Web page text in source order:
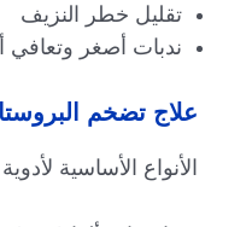
تقليل خطر النزيف
ندبات أصغر وتعافي
علاج تضخم
الأنواع الأساسية